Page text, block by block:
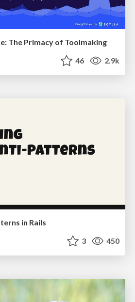
The Primacy of Toolmaking
46 2.9k
in Rails
3 450